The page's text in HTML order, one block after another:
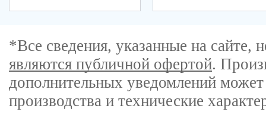
*Все сведения, указанные на
являются публичной офертой.
дополнительных уведомлений
производства и технические